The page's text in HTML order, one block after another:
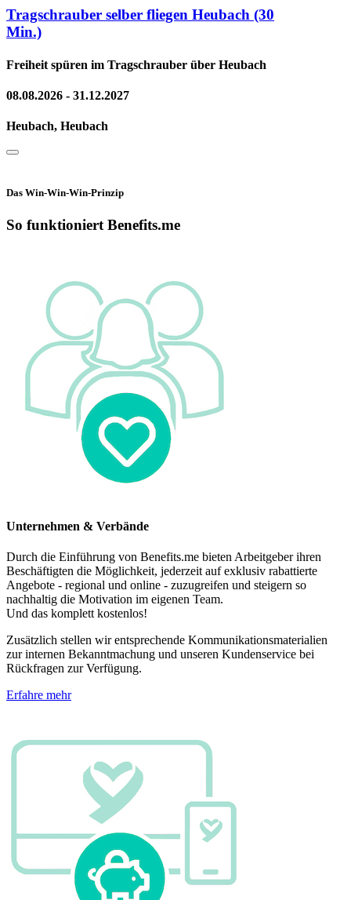
Tragschrauber selber fliegen Heubach (30
Min.)
Freiheit spüren im Tragschrauber über Heubach
08.08.2026 - 31.12.2027
Heubach, Heubach
Das Win-Win-Win-Prinzip
So funktioniert Benefits.me
Unternehmen & Verbände
Durch die Einführung von Benefits.me bieten Arbeitgeber ihren
Beschäftigten die Möglichkeit, jederzeit auf exklusiv rabattierte
Angebote - regional und online - zuzugreifen und steigern so
nachhaltig die Motivation im eigenen Team.
Und das komplett kostenlos!
Zusätzlich stellen wir entsprechende Kommunikationsmaterialien
zur internen Bekanntmachung und unseren Kundenservice bei
Rückfragen zur Verfügung.
Erfahre mehr